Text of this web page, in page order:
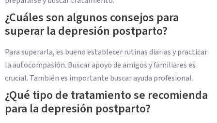
¿Cuáles son algunos consejos para
superar la depresión postparto?
Para superarla, es bueno establecer rutinas diarias y practicar
la autocompasión. Buscar apoyo de amigos y familiares es
crucial. También es importante buscar ayuda profesional.
¿Qué tipo de tratamiento se recomienda
para la depresión postparto?